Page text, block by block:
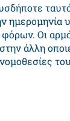
Οι
άλλη